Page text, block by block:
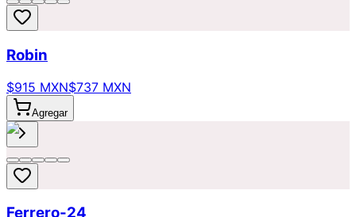
Robin
$915 MXN$737 MXN
Agregar
Ferrero-24